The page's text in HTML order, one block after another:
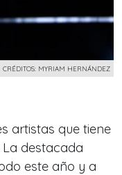
CRÉDITOS: MYRIAM HERNÁNDEZ
artistas que tiene
La destacada
este año y a